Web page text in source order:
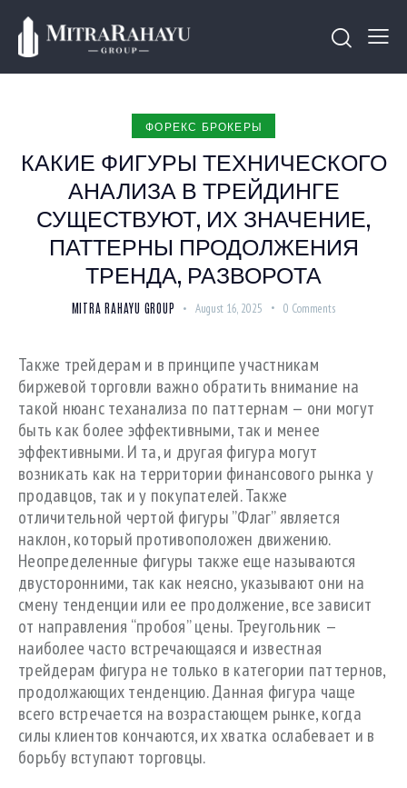
ФОРЕКС БРОКЕРЫ
КАКИЕ ФИГУРЫ ТЕХНИЧЕСКОГО
АНАЛИЗА В ТРЕЙДИНГЕ
СУЩЕСТВУЮТ, ИХ ЗНАЧЕНИЕ,
ПАТТЕРНЫ ПРОДОЛЖЕНИЯ
ТРЕНДА, РАЗВОРОТА
MITRA RAHAYU GROUP August 16, 2025 0 Comments
Также трейдерам и в принципе участникам
биржевой торговли важно обратить внимание на
такой нюанс теханализа по паттернам — они могут
быть как более эффективными, так и менее
эффективными. И та, и другая фигура могут
возникать как на территории финансового рынка у
продавцов, так и у покупателей. Также
отличительной чертой фигуры ”Флаг” является
наклон, который противоположен движению.
Неопределенные фигуры также еще называются
двусторонними, так как неясно, указывают они на
смену тенденции или ее продолжение, все зависит
от направления “пробоя” цены. Треугольник —
наиболее часто встречающаяся и известная
трейдерам фигура не только в категории паттернов,
продолжающих тенденцию. Данная фигура чаще
всего встречается на возрастающем рынке, когда
силы клиентов кончаются, их хватка ослабевает и в
борьбу вступают торговцы.